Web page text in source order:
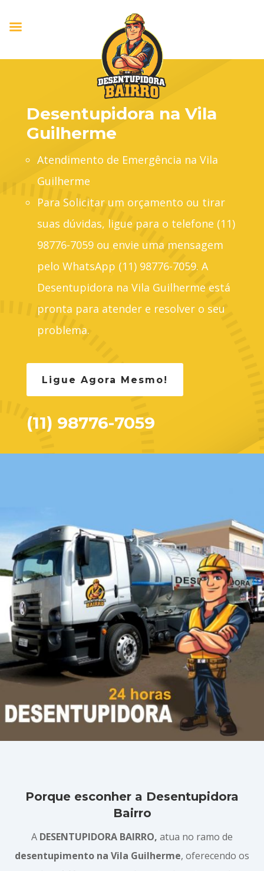
Desentupidora na Vila
Guilherme
Atendimento de Emergência na Vila
Guilherme
Para Solicitar um orçamento ou tirar
suas dúvidas, ligue para o telefone (11)
98776-7059 ou envie uma mensagem
pelo WhatsApp (11) 98776-7059. A
Desentupidora na Vila Guilherme está
pronta para atender e resolver o seu
problema.
Ligue Agora Mesmo!
(11) 98776-7059
Porque esconher a Desentupidora
Bairro
A DESENTUPIDORA BAIRRO, atua no ramo de
desentupimento na Vila Guilherme, oferecendo os